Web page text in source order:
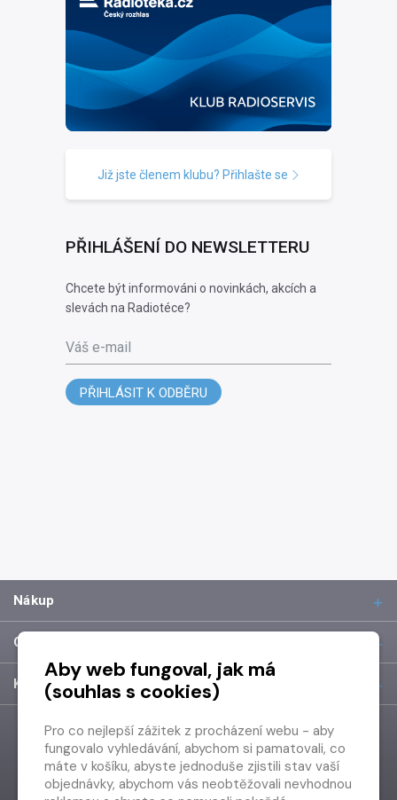
Již jste členem klubu? Přihlašte se
PŘIHLÁŠENÍ DO NEWSLETTERU
Chcete být informováni o novinkách, akcích a
slevách na Radiotéce?
Váš e-mail
PŘIHLÁSIT K ODBĚRU
Nákup
O společnosti
Kontakt
Aby web fungoval, jak má
(souhlas s cookies)
Pro co nejlepší zážitek z procházení webu - aby
fungovalo vyhledávání, abychom si pamatovali, co
máte v košíku, abyste jednoduše zjistili stav vaší
objednávky, abychom vás neobtěžovali nevhodnou